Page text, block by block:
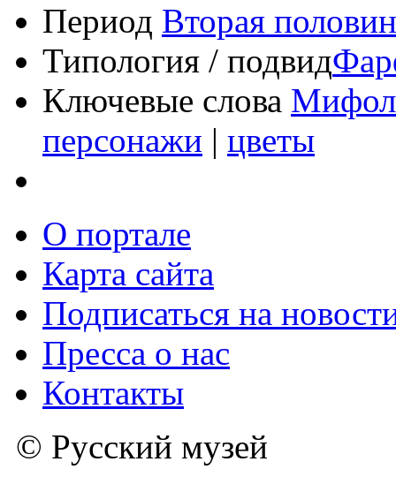
Период Вторая
Типология / подвид
Ключевые слова
персонажи | цветы
О портале
Карта сайта
Подписаться на
Пресса о нас
Контакты
© Русский музей